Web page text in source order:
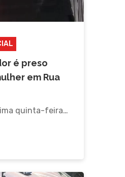
é preso
em Rua
quinta-feira…